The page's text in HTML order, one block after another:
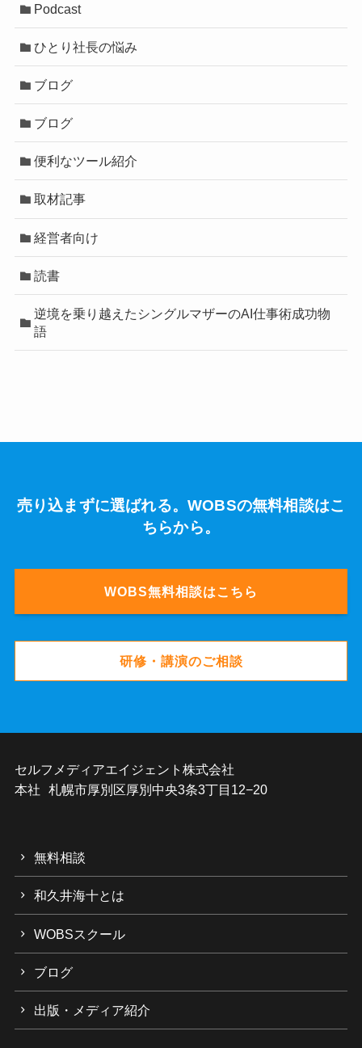
Podcast
ひとり社長の悩み
ブログ
ブログ
便利なツール紹介
取材記事
経営者向け
読書
逆境を乗り越えたシングルマザーのAI仕事術成功物
語
売り込まずに選ばれる。WOBSの無料相談はこ
ちらから。
WOBS無料相談はこちら
研修・講演のご相談
セルフメディアエイジェント株式会社
本社 札幌市厚別区厚別中央3条3丁目12−20
無料相談
和久井海十とは
WOBSスクール
ブログ
出版・メディア紹介